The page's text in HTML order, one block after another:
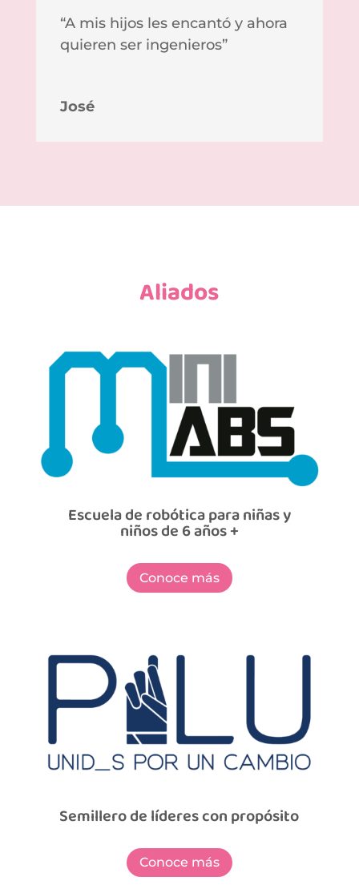
“A mis hijos les encantó y ahora
quieren ser ingenieros”
José
Aliados
Escuela de robótica para niñas y
niños de 6 años +
Conoce más
Semillero de líderes con propósito
Conoce más